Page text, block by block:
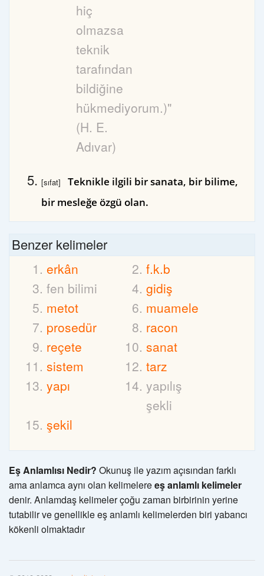
hiç
olmazsa
teknik
tarafından
bildiğine
hükmediyorum.)"
(H. E.
Adıvar)
[sıfat]
Teknikle ilgili bir sanata, bir bilime,
bir mesleğe özgü olan.
Benzer kelimeler
erkân
f.k.b
fen bilimi
gidiş
metot
muamele
prosedür
racon
reçete
sanat
sistem
tarz
yapı
yapılış
şekli
şekil
Eş Anlamlısı Nedir? Okunuş ile yazım açısından farklı
ama anlamca aynı olan kelimelereeş anlamlı kelimeler
denir. Anlamdaş kelimeler çoğu zaman birbirinin yerine
tutabilir ve genellikle eş anlamlı kelimelerden biri yabancı
kökenli olmaktadır